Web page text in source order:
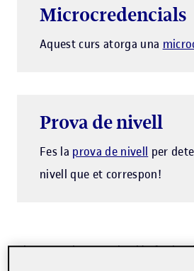
Microcredencials
Aquest curs atorga una
Prova de nivell
Fes la prova de nivell per
nivell que et correspon!
Els cursos de comunicació efectiva